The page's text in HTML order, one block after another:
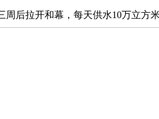
后拉开和幕，每天供水10万立方